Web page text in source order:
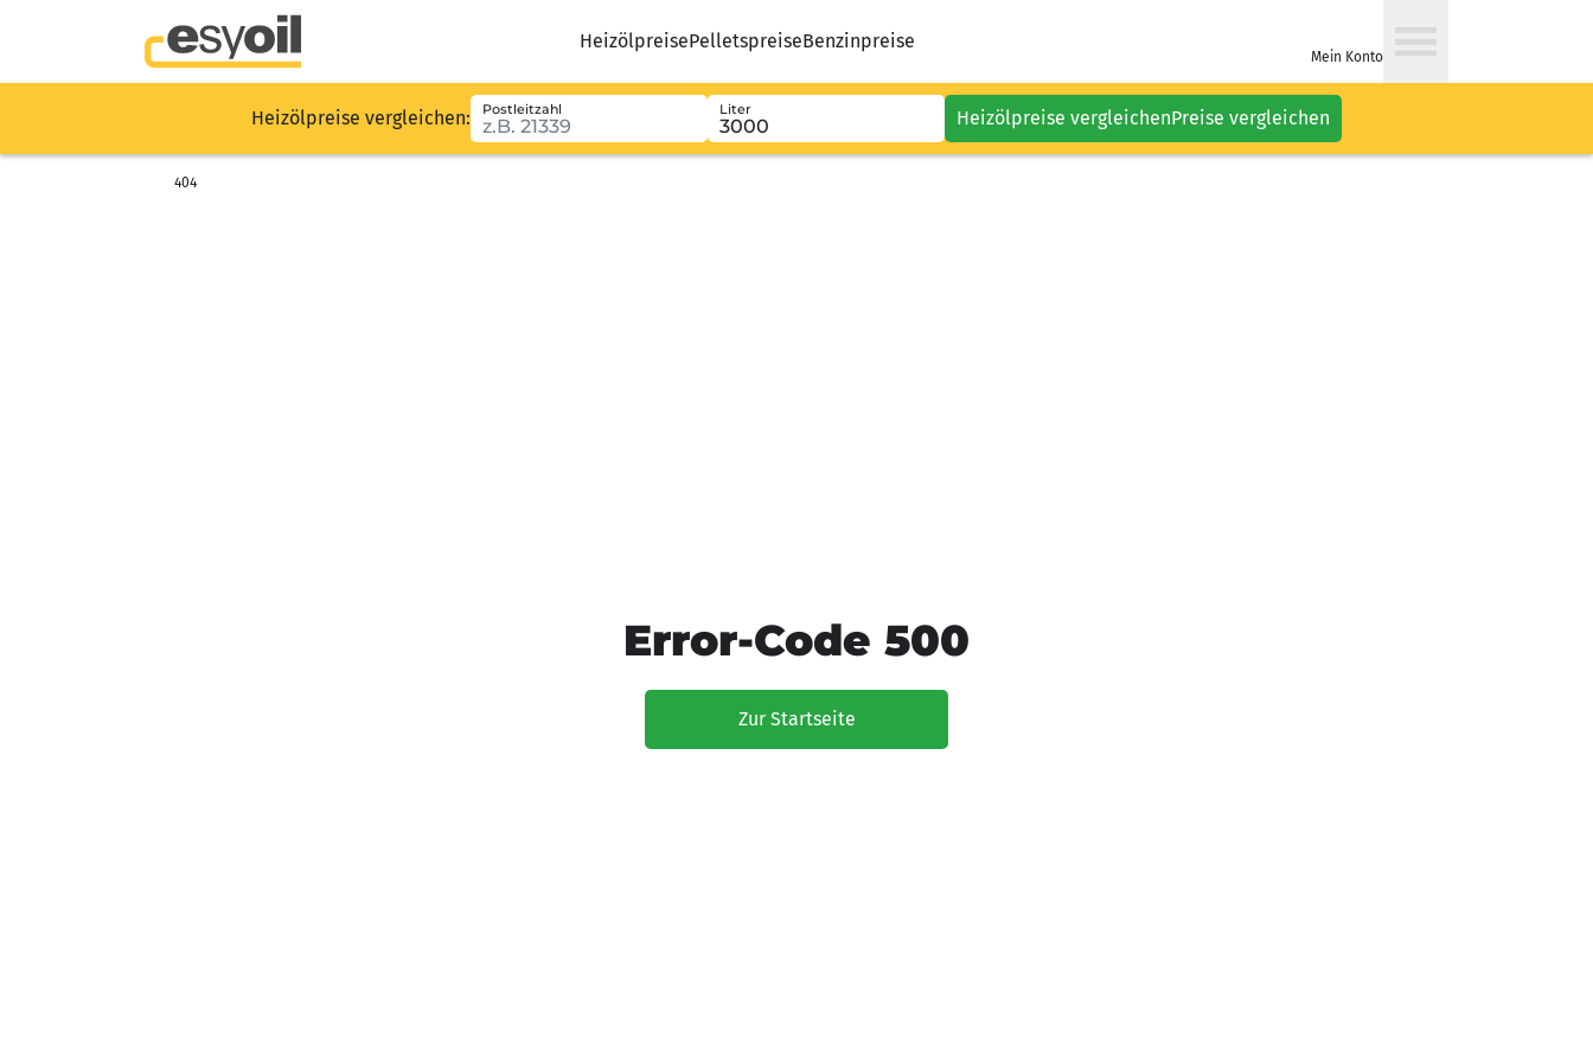
HeizölpreisePelletspreiseBenzinpreise
Mein Konto
Heizölpreise vergleichen: Postleitzahl Liter Heizölpreise vergleichenPreise vergleichen
404
Error-Code 500
Zur Startseite